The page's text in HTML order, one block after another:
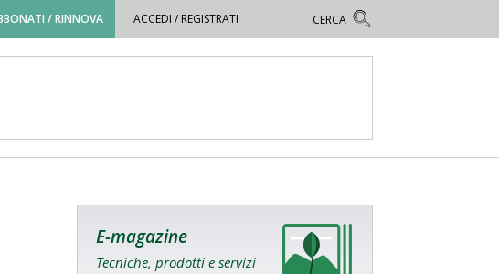
/ RINNOVA ACCEDI / REGISTRATI
E-magazine
Tecniche, prodotti e servizi